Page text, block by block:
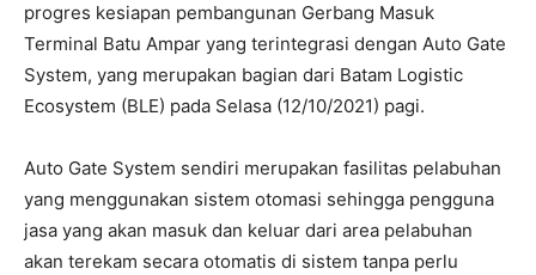
progres kesiapan pembangunan Gerbang Masuk
Terminal Batu Ampar yang terintegrasi dengan Auto Gate
System, yang merupakan bagian dari Batam Logistic
Ecosystem (BLE) pada Selasa (12/10/2021) pagi.
Auto Gate System sendiri merupakan fasilitas pelabuhan
yang menggunakan sistem otomasi sehingga pengguna
jasa yang akan masuk dan keluar dari area pelabuhan
akan terekam secara otomatis di sistem tanpa perlu